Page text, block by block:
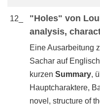
12_
"Holes" von
analysis,
Eine Ausarbeitung
Sachar auf
kurzen Summary,
Hauptcharaktere,
novel, structure of